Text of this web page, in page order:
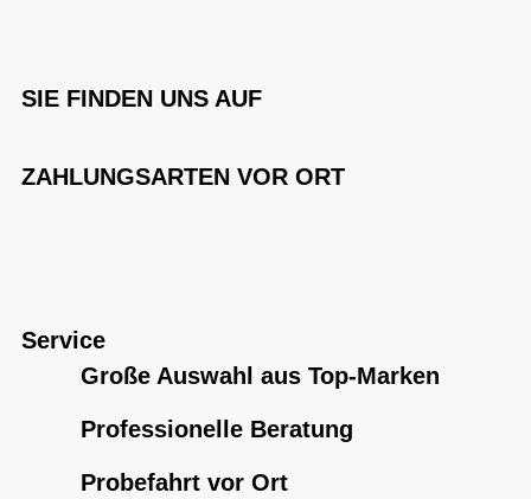
SIE FINDEN UNS AUF
ZAHLUNGSARTEN VOR ORT
Service
Große Auswahl aus Top-Marken
Professionelle Beratung
Probefahrt vor Ort